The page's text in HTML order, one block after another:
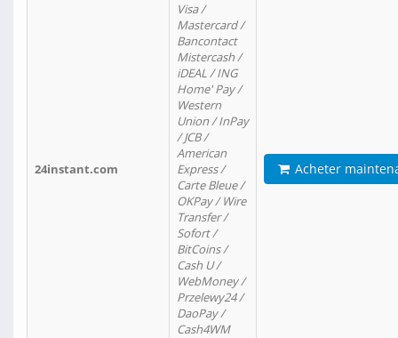
24instant.com
Visa /
Mastercard /
Bancontact
Mistercash /
iDEAL / ING
Home' Pay /
Western
Union / InPay
/ JCB /
American
Express /
Carte Bleue /
OKPay / Wire
Transfer /
Sofort /
BitCoins /
Cash U /
WebMoney /
Przelewy24 /
DaoPay /
Cash4WM
Acheter